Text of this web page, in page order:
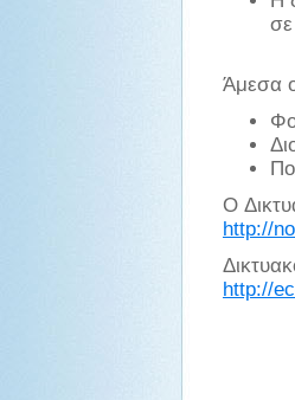
σε
Άμεσα
O
http://
http://